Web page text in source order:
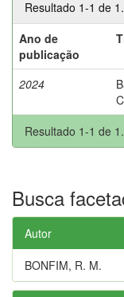
Resultado 1-1 de 1.
Ano de
publicação
2024
Resultado 1-1 de 1.
Busca
Autor
BONFIM, R. M.